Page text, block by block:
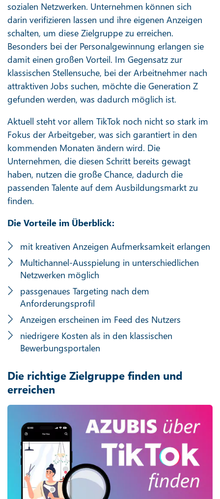
sozialen Netzwerken. Unternehmen können sich
darin verifizieren lassen und ihre eigenen Anzeigen
schalten, um diese Zielgruppe zu erreichen.
Besonders bei der Personalgewinnung erlangen sie
damit einen großen Vorteil. Im Gegensatz zur
klassischen Stellensuche, bei der Arbeitnehmer nach
attraktiven Jobs suchen, möchte die Generation Z
gefunden werden, was dadurch möglich ist.
Aktuell steht vor allem TikTok noch nicht so stark im
Fokus der Arbeitgeber, was sich garantiert in den
kommenden Monaten ändern wird. Die
Unternehmen, die diesen Schritt bereits gewagt
haben, nutzen die große Chance, dadurch die
passenden Talente auf dem Ausbildungsmarkt zu
finden.
Die Vorteile im Überblick:
mit kreativen Anzeigen Aufmerksamkeit erlangen
Multichannel-Ausspielung in unterschiedlichen
Netzwerken möglich
passgenaues Targeting nach dem
Anforderungsprofil
Anzeigen erscheinen im Feed des Nutzers
niedrigere Kosten als in den klassischen
Bewerbungsportalen
Die richtige Zielgruppe finden und
erreichen